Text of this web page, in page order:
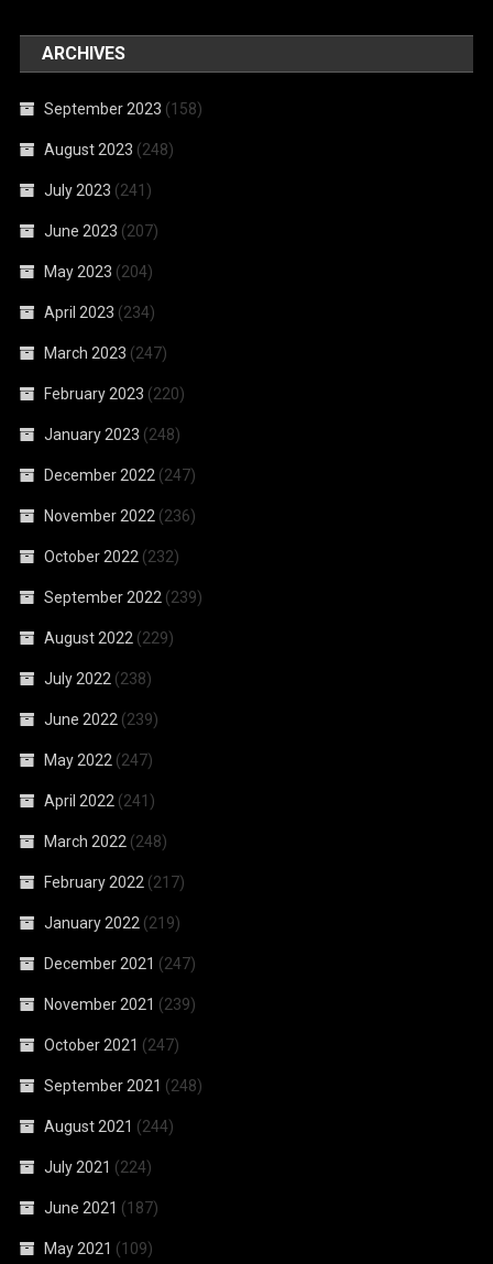
ARCHIVES
September 2023 (158)
August 2023 (248)
July 2023 (241)
June 2023 (207)
May 2023 (204)
April 2023 (234)
March 2023 (247)
February 2023 (220)
January 2023 (248)
December 2022 (247)
November 2022 (236)
October 2022 (232)
September 2022 (239)
August 2022 (229)
July 2022 (238)
June 2022 (239)
May 2022 (247)
April 2022 (241)
March 2022 (248)
February 2022 (217)
January 2022 (219)
December 2021 (247)
November 2021 (239)
October 2021 (247)
September 2021 (248)
August 2021 (244)
July 2021 (224)
June 2021 (187)
May 2021 (109)